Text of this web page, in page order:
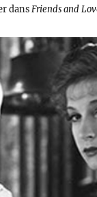
dansFriends and